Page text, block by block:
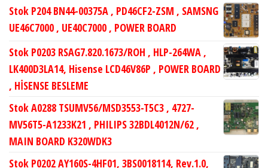
Stok P204 BN44-00375A , PD46CF2-ZSM , SAMSNG
UE46C7000 , UE40C7000 , POWER BOARD
Stok P0203 RSAG7.820.1673/ROH , HLP-264WA ,
LK400D3LA14, Hisense LCD46V86P , POWER BOARD
, HİSENSE BESLEME
Stok A0288 TSUMV56/MSD3553-T5C3 , 4727-
MV56T5-A1233K21 , PHILIPS 32BDL4012N/62 ,
MAIN BOARD K320WDK3
Stok P0202 AY160S-4HF01, 3BS0018114, Rev.1.0,